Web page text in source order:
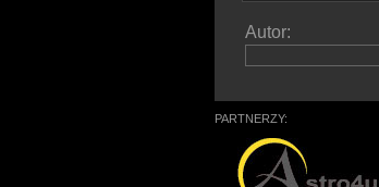
Autor:
PARTNERZY: